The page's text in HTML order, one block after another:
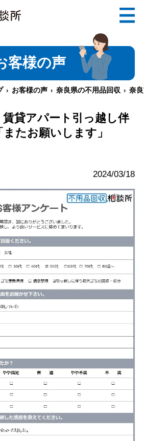
（受付 8:30-17:30）
収相談所TOP
いて
ア
声
質問
客様の声
お客様の声 奈良県の不用品回収 奈
賃貸アパート引っ越し伴
たお願いします」
2024/03/18